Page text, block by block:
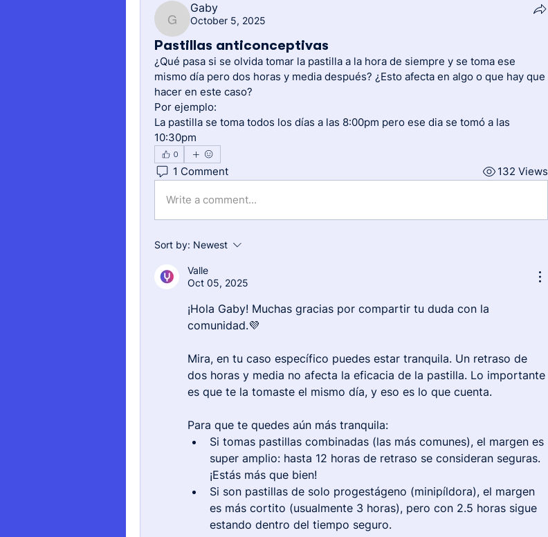
Gaby
Gaby
October 5, 2025
Pastillas anticonceptivas
¿Qué pasa si se olvida tomar la pastilla a la hora de siempre y se toma ese
mismo día pero dos horas y media después? ¿Esto afecta en algo o que hay que
hacer en este caso?
Por ejemplo:
La pastilla se toma todos los días a las 8:00pm pero ese dia se tomó a las
10:30pm
0
1 Comment 132 Views
Write a comment...
Sort by: Newest
Valle
Oct 05, 2025
¡Hola Gaby! Muchas gracias por compartir tu duda con la
comunidad.💜
Mira, en tu caso específico puedes estar tranquila. Un retraso de
dos horas y media no afecta la eficacia de la pastilla. Lo importante
es que te la tomaste el mismo día, y eso es lo que cuenta.
Para que te quedes aún más tranquila:
Si tomas pastillas combinadas (las más comunes), el margen es
super amplio: hasta 12 horas de retraso se consideran seguras.
¡Estás más que bien!
Si son pastillas de solo progestágeno (minipíldora), el margen
es más cortito (usualmente 3 horas), pero con 2.5 horas sigue
estando dentro del tiempo seguro.